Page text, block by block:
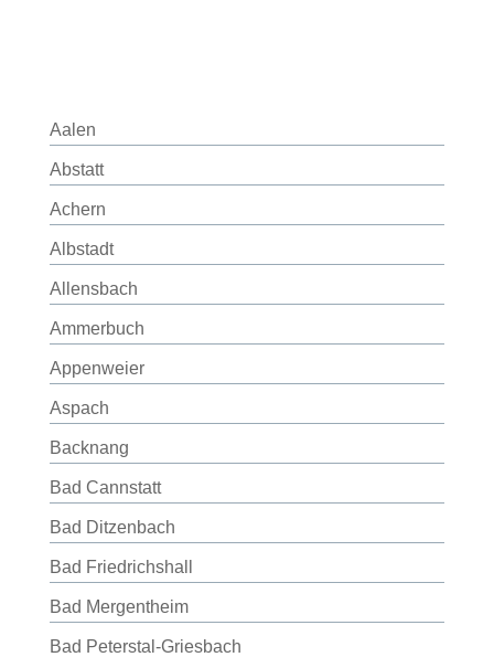
Aalen
Abstatt
Achern
Albstadt
Allensbach
Ammerbuch
Appenweier
Aspach
Backnang
Bad Cannstatt
Bad Ditzenbach
Bad Friedrichshall
Bad Mergentheim
Bad Peterstal-Griesbach